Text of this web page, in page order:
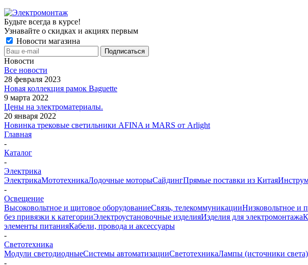
Будьте всегда в курсе!
Узнавайте о скидках и акциях первым
Новости магазина
Новости
Все новости
28 февраля 2023
Новая коллекция рамок Baguette
9 марта 2022
Цены на электроматериалы.
20 января 2022
Новинка трековые светильники AFINA и MARS от Arlight
Главная
-
Каталог
-
Электрика
ЭлектрикаМототехникаЛодочные моторыСайдингПрямые поставки из Китая
-
Освещение
Высоковольтное и щитовое оборудованиеСвязь, телекоммуникацииНизковольтное и
без привязки к категорииЭлектроустановочные изделияИзделия для электромонтажа
элементы питанияКабели, провода и аксессуары
-
Светотехника
Модули светодиодныеСистемы автоматизацииСветотехникаЛампы (источники света)
-